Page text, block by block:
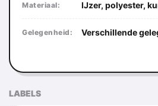
Materiaal: IJzer, polyester,
Gelegenheid: Verschillende
LABELS